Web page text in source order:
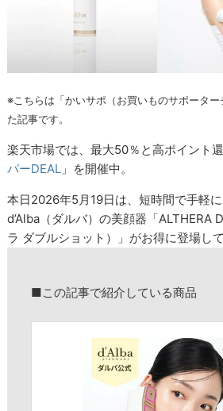
※こちらは「かいサポ（お買いものサポータ
た記事です。
楽天市場では、最大50％と高ポイント
パーDEAL 」を開催中。
本日2026年5月19日は、短時間で手軽
d’Alba（ダルバ）の美顔器「ALTHERA
ラ ダブルショット）」がお得に登場して
■この記事で紹介している商品